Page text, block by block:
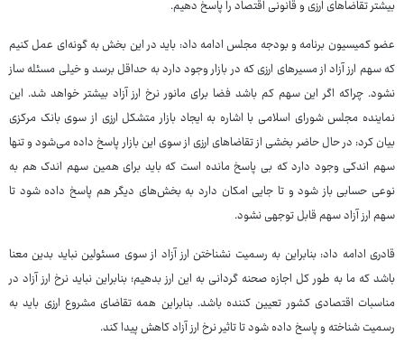
بیشتر تقاضاهای ارزی و قانونی اقتصاد را پاسخ دهیم.
عضو کمیسیون برنامه و بودجه مجلس ادامه داد: باید در این بخش به گونه‌ای عمل کنیم
که سهم ارز آزاد از مسیرهای ارزی که در بازار وجود دارد به حداقل برسد و خیلی مسئله ساز
نشود. چراکه اگر این سهم کم باشد فضا برای مانور نرخ ارز آزاد بیشتر خواهد شد. این
نماینده مجلس شورای اسلامی با اشاره به ایجاد بازار متشکل ارزی از سوی بانک مرکزی
بیان کرد: در حال حاضر بخشی از تقاضاهای ارزی از سوی این بازار پاسخ داده می‌شود و تنها
سهم اندکی وجود دارد که بی پاسخ مانده است که باید برای همین سهم اندک هم به
نوعی حسابی باز شود و تا جایی امکان دارد به بخش‌های دیگر هم پاسخ داده شود تا
سهم ارز آزاد سهم قابل توجهی نشود.
قادری ادامه داد: بنابراین به رسمیت نشناختن ارز آزاد از سوی مسئولین نباید بدین معنا
باشد که ما به طور کل اجازه صحنه گردانی به این ارز بدهیم؛ بنابراین نباید نرخ ارز آزاد در
مناسبات اقتصادی کشور تعیین کننده باشد. بنابراین همه تقاضای مشروع ارزی باید به
رسمیت شناخته و پاسخ داده شود تا تاثیر نرخ ارز آزاد کاهش پیدا کند.